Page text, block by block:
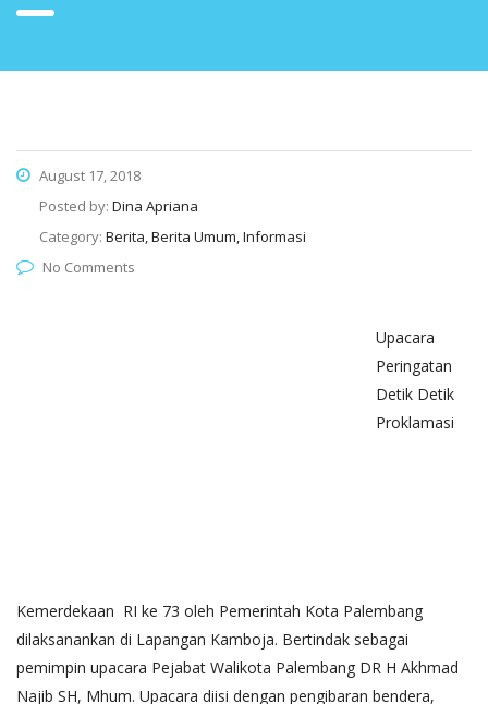
August 17, 2018
Posted by: Dina Apriana
Category: Berita, Berita Umum, Informasi
No Comments
Upacara
Peringatan
Detik Detik
Proklamasi
Kemerdekaan RI ke 73 oleh Pemerintah Kota Palembang
dilaksanankan di Lapangan Kamboja. Bertindak sebagai
pemimpin upacara Pejabat Walikota Palembang DR H Akhmad
Najib SH, Mhum. Upacara diisi dengan pengibaran bendera,